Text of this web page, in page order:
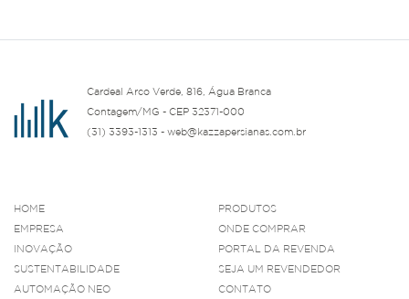
Cardeal Arco Verde, 816, Água Branca
Contagem/MG - CEP 32371-000
(31) 3393-1313 - web@kazzapersianas.com.br
HOME
EMPRESA
INOVAÇÃO
SUSTENTABILIDADE
AUTOMAÇÃO NEO
PRODUTOS
ONDE COMPRAR
PORTAL DA REVENDA
SEJA UM REVENDEDOR
CONTATO